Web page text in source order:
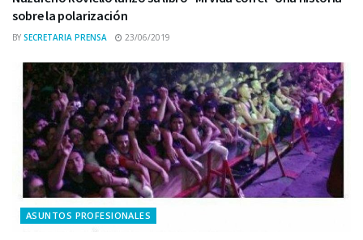
sobre la polarización
BY SECRETARIA PRENSA 23/06/2019
ASUNTOS PROFESIONALES